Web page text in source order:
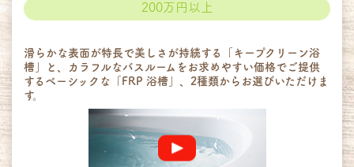
200万円以上
滑らかな表面が特長で美しさが持続する「キープクリーン浴
槽」と、カラフルなバスルームをお求めやすい価格でご提供
するベーシックな「FRP 浴槽」、2種類からお選びいただけま
す。